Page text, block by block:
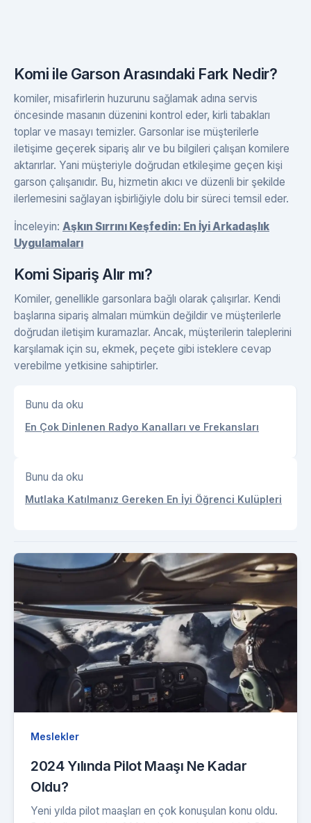
Komi ile Garson Arasındaki Fark Nedir?
komiler, misafirlerin huzurunu sağlamak adına servis
öncesinde masanın düzenini kontrol eder, kirli tabakları
toplar ve masayı temizler. Garsonlar ise müşterilerle
iletişime geçerek sipariş alır ve bu bilgileri çalışan komilere
aktarırlar. Yani müşteriyle doğrudan etkileşime geçen kişi
garson çalışanıdır. Bu, hizmetin akıcı ve düzenli bir şekilde
ilerlemesini sağlayan işbirliğiyle dolu bir süreci temsil eder.
İnceleyin: Aşkın Sırrını Keşfedin: En İyi Arkadaşlık
Uygulamaları
Komi Sipariş Alır mı?
Komiler, genellikle garsonlara bağlı olarak çalışırlar. Kendi
başlarına sipariş almaları mümkün değildir ve müşterilerle
doğrudan iletişim kuramazlar. Ancak, müşterilerin taleplerini
karşılamak için su, ekmek, peçete gibi isteklere cevap
verebilme yetkisine sahiptirler.
Bunu da oku
En Çok Dinlenen Radyo Kanalları ve Frekansları
Bunu da oku
Mutlaka Katılmanız Gereken En İyi Öğrenci Kulüpleri
Meslekler
2024 Yılında Pilot Maaşı Ne Kadar
Oldu?
Yeni yılda pilot maaşları en çok konuşulan konu oldu.